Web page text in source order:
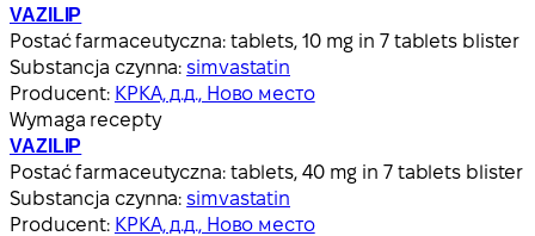
VAZILIP
Postać farmaceutyczna: tablets, 10 mg in 7 tablets blister
Substancja czynna:simvastatin
Producent: КРКА, д.д., Ново место
Wymaga recepty
VAZILIP
Postać farmaceutyczna: tablets, 40 mg in 7 tablets blister
Substancja czynna:simvastatin
Producent: КРКА, д.д., Ново место